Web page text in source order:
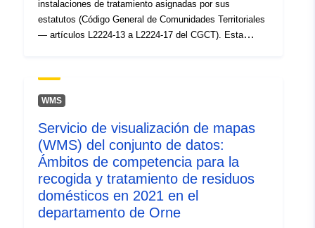
instalaciones de tratamiento asignadas por sus
estatutos (Código General de Comunidades Territoriales
— artículos L2224-13 a L2224-17 del CGCT). Esta
un EPCI podrá optar por: (delegando esa competencia)
en otra institución u organismo público- para conservar
competencia» diferentes de los límites administrativos
del EPCI. Los territorios de las organizaciones
identificadas están representados en su totalidad. Por lo
tanto, la zona geográfica abarcada incluye a todos los
municipios de Ornaise y a determinados municipios de
los departamentos vecinos (en el caso de un organismo
de Onais competente en municipios situados fuera del
WMS
Servicio de visualización de mapas
(WMS) del conjunto de datos:
Ámbitos de competencia para la
recogida y tratamiento de residuos
domésticos en 2021 en el
departamento de Orne